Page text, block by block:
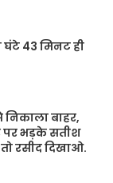
घंटे 43 मिनट ही
निकाला बाहर,
पर भड़के सतीश
रसीद दिखाओ.